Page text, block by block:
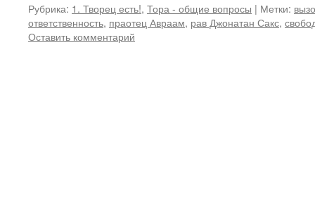
Рубрика: 1. Творец есть!, Тора - общие вопросы | Метки:
ответственность, праотец Авраам, рав Джонатан Сакс,
Оставить комментарий